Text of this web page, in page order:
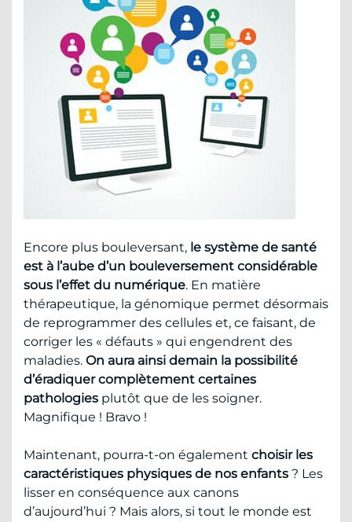
Encore plus bouleversant, le système de santé
est à l’aube d’un bouleversement considérable
sous l’effet du numérique. En matière
thérapeutique, la génomique permet désormais
de reprogrammer des cellules et, ce faisant, de
corriger les « défauts » qui engendrent des
maladies. On aura ainsi demain la possibilité
d’éradiquer complètement certaines
pathologies plutôt que de les soigner.
Magnifique ! Bravo !
Maintenant, pourra-t-on également choisir les
caractéristiques physiques de nos enfants ? Les
lisser en conséquence aux canons
d’aujourd’hui ? Mais alors, si tout le monde est